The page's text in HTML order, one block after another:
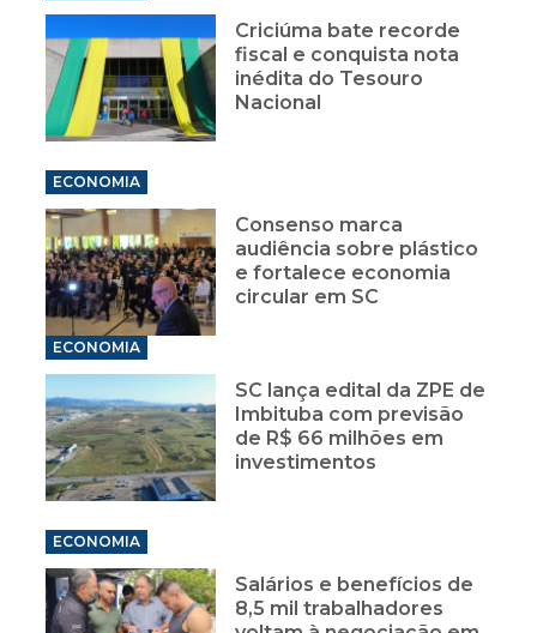
Criciúma bate recorde
fiscal e conquista nota
inédita do Tesouro
Nacional
ECONOMIA
Consenso marca
audiência sobre plástico
e fortalece economia
circular em SC
ECONOMIA
SC lança edital da ZPE de
Imbituba com previsão
de R$ 66 milhões em
investimentos
ECONOMIA
Salários e benefícios de
8,5 mil trabalhadores